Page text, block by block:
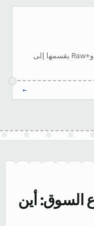
Standard يضع الكلفة في السبريد، وRaw+‎ يقسمها إلى
←
السوق: أين